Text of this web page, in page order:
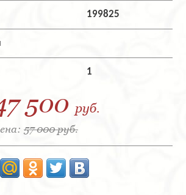
199825
1
500 руб.
57 000 руб.